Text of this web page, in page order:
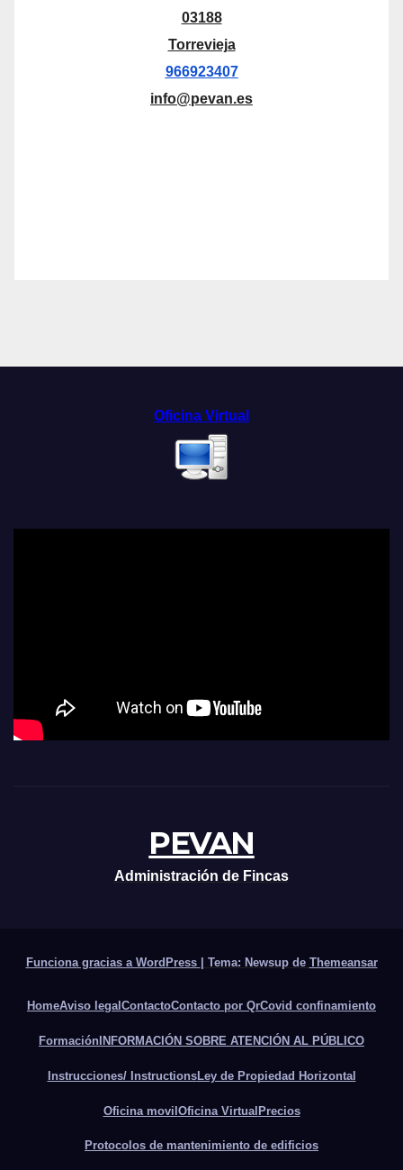
03188
Torrevieja
966923407
info@pevan.es
Oficina Virtual
PEVAN
Administración de Fincas
Funciona gracias a WordPress Tema: Newsup de Themeansar
HomeAviso legal ContactoContacto por QrCovid confinamiento
Formación INFORMACIÓN SOBRE ATENCIÓN AL PÚBLICO
Instrucciones/ InstructionsLey de Propiedad Horizontal
Oficina movilOficina VirtualPrecios
Protocolos de mantenimiento de edificios